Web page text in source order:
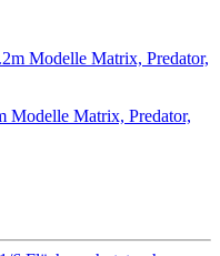
Modelle Matrix, Predator,